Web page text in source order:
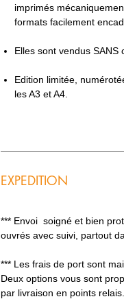
imprimés
formats facilement
Elles sont vendus SANS
Edition limitée,
les A3 et A4.
EXPEDITION
*** Envoi soigné et bien
ouvrés avec suivi, partout
*** Les frais de port sont
Deux options vous sont
par livraison en points